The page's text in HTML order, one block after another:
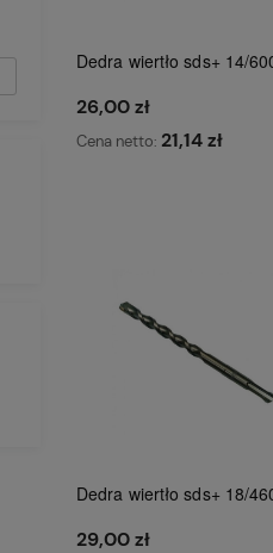
Dedra wiertło sds+ 14/
26,00 zł
Cena netto: 21,14 zł
Dedra wiertło sds+ 18/
29,00 zł